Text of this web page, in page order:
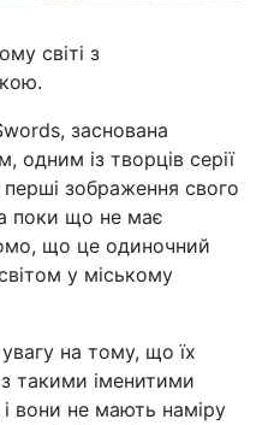
світі з
заснована
одним із творців серії
зображення свого
поки що не має
що це одиночний
у міському
на тому, що їх
такими іменитими
вони не мають наміру